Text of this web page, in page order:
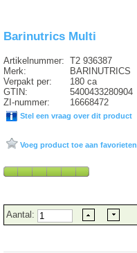
Barinutrics Multi
Artikelnummer:
Merk:
Verpakt per:
GTIN:
ZI-nummer:
T2 936387
BARINUTRICS
180 ca
5400433280904
16668472
Stel een vraag over dit product
Voeg product toe aan favorieten
Aantal: